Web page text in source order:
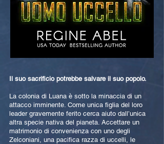
Il suo sacrificio potrebbe salvare il suo popolo.
La colonia di Luana è sotto la minaccia di un
attacco imminente. Come unica figlia del loro
leader gravemente ferito cerca aiuto dall’unica
altra specie nativa del pianeta. Accettare un
matrimonio di convenienza con uno degli
Zelconiani, una pacifica razza di uccelli, le